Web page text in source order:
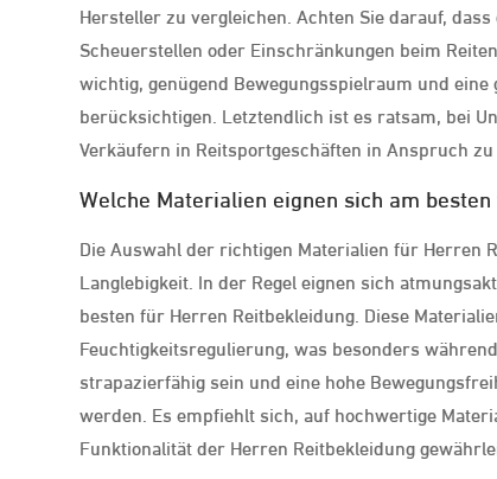
Hersteller zu vergleichen. Achten Sie darauf,
Scheuerstellen oder Einschränkungen beim
wichtig, genügend Bewegungsspielraum und
berücksichtigen. Letztendlich ist es ratsam, bei
Verkäufern in Reitsportgeschäften in Anspruch zu
Welche Materialien eignen sich am
Die Auswahl der richtigen Materialien für Herren
Langlebigkeit. In der Regel eignen sich
besten für Herren Reitbekleidung. Diese
Feuchtigkeitsregulierung, was besonders
strapazierfähig sein und eine hohe
werden. Es empfiehlt sich, auf hochwertige
Funktionalität der Herren Reitbekleidung